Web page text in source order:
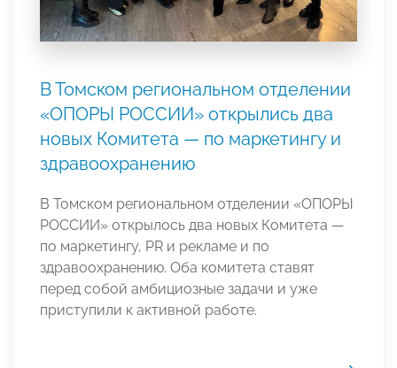
В Томском региональном отделении
«ОПОРЫ РОССИИ» открылись два
новых Комитета — по маркетингу и
здравоохранению
В Томском региональном отделении «ОПОРЫ
РОССИИ» открылось два новых Комитета —
по маркетингу, PR и рекламе и по
здравоохранению. Оба комитета ставят
перед собой амбициозные задачи и уже
приступили к активной работе.